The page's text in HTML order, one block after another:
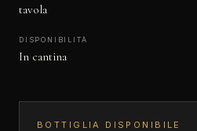
tavola
DISPONIBILITÀ
In cantina
BOTTIGLIA DISPONIBILE